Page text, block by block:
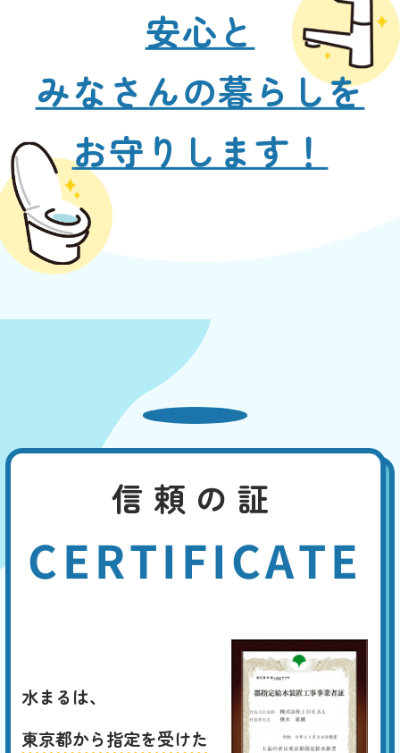
安心と
みなさんの暮らしを
お守りします！
信頼の証
CERTIFICATE
水まるは、
東京都から指定を受けた